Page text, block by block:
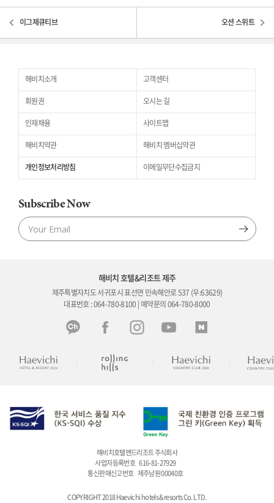
이그제큐티브 오션 스위트
해비치소개 고객센터
회원권 오시는 길
인재채용 사이트맵
해비치약관 해비치 멤버십약관
개인정보처리방침 이메일무단수집금지
Subscribe Now
해비치 호텔&리조트 제주
제주특별자치도 서귀포시 표선면 민속해안로 537 (우:63629)
대표번호 : 064-780-8100 | 예약문의 064-780-8000
해비치호텔앤드리조트 주식회사
사업자등록번호 616-81-27929
통신판매신고번호 제주남원 00040호
COPYRIGHT 2018 Haevichi hotels & resorts Co. LTD.